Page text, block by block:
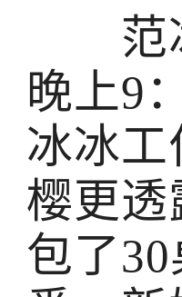
范冰
晚上9
冰冰
樱更透
包了